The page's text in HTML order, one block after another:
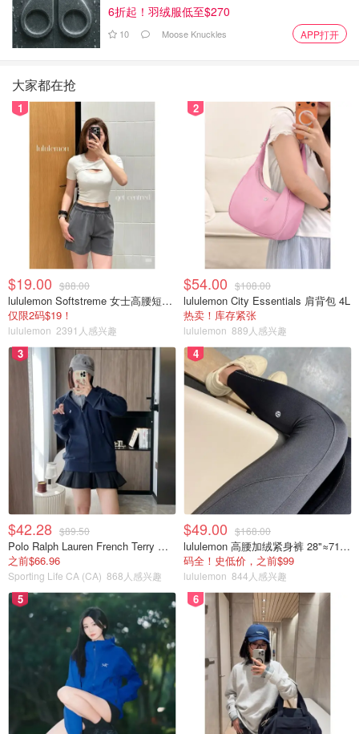
6折起！羽绒服低至$270
10 Moose Knuckles APP打开
大家都在抢
1
$19.00 $88.00
lululemon Softstreme 女士高腰短裤 10cm
仅限2码$19！
lululemon 2391人感兴趣
2
$54.00 $108.00
lululemon City Essentials 肩背包 4L
热卖！库存紧张
lululemon 889人感兴趣
3
$42.28 $89.50
Polo Ralph Lauren French Terry 女童连帽卫衣 7-16码
之前$66.96
Sporting Life CA (CA) 868人感兴趣
4
$49.00 $168.00
lululemon 高腰加绒紧身裤 28"≈71cm 5个口袋
码全！史低价，之前$99
lululemon 844人感兴趣
5 6